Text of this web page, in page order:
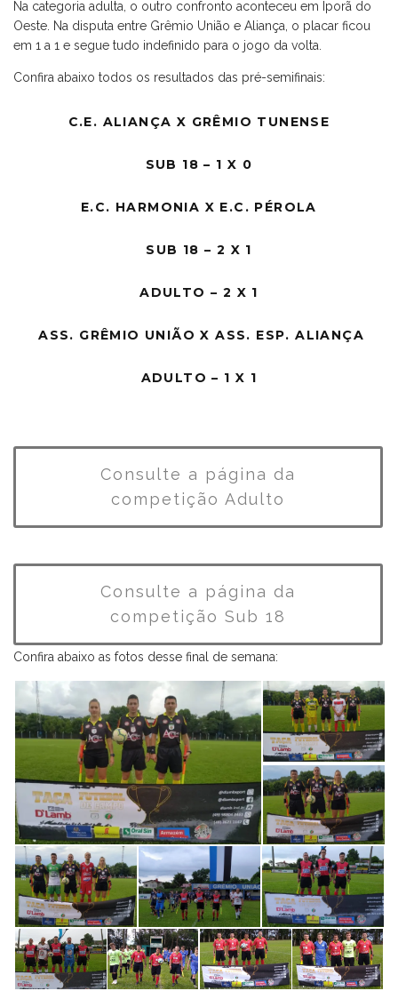
Na categoria adulta, o outro confronto aconteceu em Iporã do
Oeste. Na disputa entre Grêmio União e Aliança, o placar ficou
em 1 a 1 e segue tudo indefinido para o jogo da volta.
Confira abaixo todos os resultados das pré-semifinais:
C.E. ALIANÇA X GRÊMIO TUNENSE
SUB 18 – 1 X 0
E.C. HARMONIA X E.C. PÉROLA
SUB 18 – 2 X 1
ADULTO – 2 X 1
ASS. GRÊMIO UNIÃO X ASS. ESP. ALIANÇA
ADULTO – 1 X 1
Consulte a página da
competição Adulto
Consulte a página da
competição Sub 18
Confira abaixo as fotos desse final de semana: